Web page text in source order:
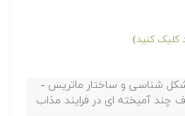
کلیک کنید)
شکل شناسی و ساختار ماتریس -
چند آمیخته ای در فرایند مذاب